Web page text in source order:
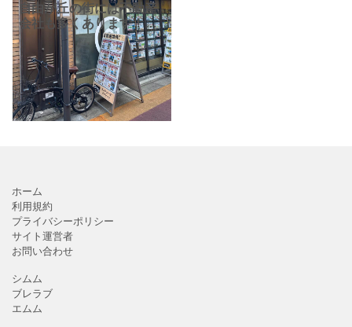
自由が丘の街には不動産
会社も多くあります！自
由が丘駅徒歩1分の「セン
チュリー21リブレット」
さん。自由が丘駅から徒
歩1分の、地域密着型の不
動産会社で、世田谷区、
ホーム
利用規約
プライバシーポリシー
サイト運営者
お問い合わせ
シムム
ブレラブ
エムム